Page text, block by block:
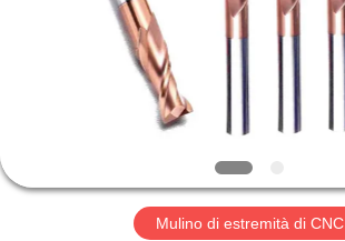
PRODOTTI
GIRO
Mulino di estremità di CNC